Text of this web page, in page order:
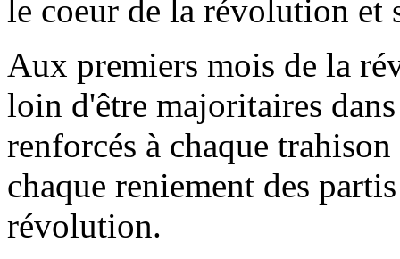
le coeur de la révolution et
Aux premiers mois de la
loin d'être majoritaires
renforcés à chaque
chaque reniement des
révolution.